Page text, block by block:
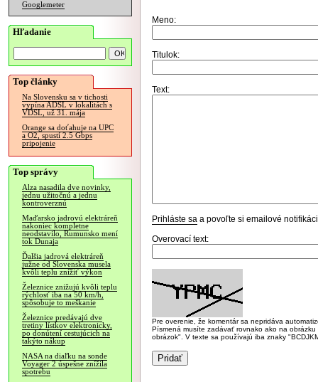
Googlemeter
Hľadanie
Top články
Na Slovensku sa v tichosti
vypína ADSL v lokalitách s
VDSL, už 31. mája
Orange sa doťahuje na UPC
a O2, spustí 2.5 Gbps
pripojenie
Top správy
Alza nasadila dve novinky,
jednu užitočnú a jednu
kontroverznú
Maďarsko jadrovú elektráreň
nakoniec kompletne
neodstavilo, Rumunsko mení
tok Dunaja
Ďalšia jadrová elektráreň
južne od Slovenska musela
kvôli teplu znížiť výkon
Železnice znižujú kvôli teplu
rýchlosť iba na 50 km/h,
spôsobuje to meškanie
Železnice predávajú dve
tretiny lístkov elektronicky,
po donútení cestujúcich na
takýto nákup
NASA na diaľku na sonde
Voyager 2 úspešne znížila
spotrebu
Meno:
Titulok:
Text:
Prihláste sa a povoľte si emailové
Overovací text:
Pre overenie, že komentár sa nepridáva
Písmená musíte zadávať rovnako ako na
obrázok". V texte sa používajú iba znaky